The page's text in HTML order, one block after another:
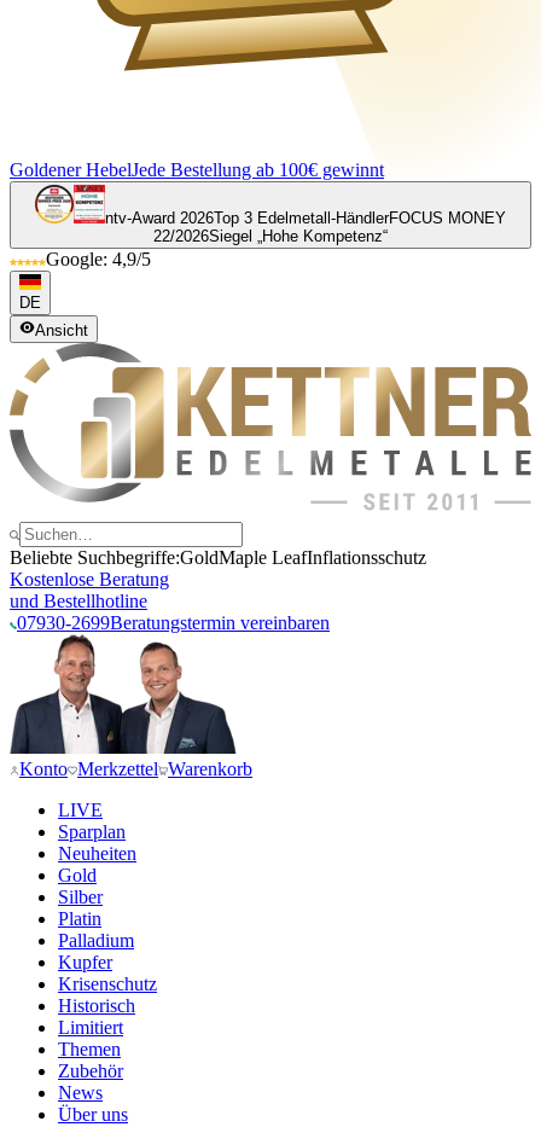
Goldener HebelJede Bestellung ab 100€ gewinnt
ntv-Award 2026Top 3 Edelmetall-HändlerFOCUS MONEY
22/2026Siegel „Hohe Kompetenz“
Google: 4,9/5
DE
Ansicht
Beliebte Suchbegriffe:GoldMaple LeafInflationsschutz
Kostenlose Beratung
und Bestellhotline
07930-2699Beratungstermin vereinbaren
Konto Merkzettel Warenkorb
LIVE
Sparplan
Neuheiten
Gold
Silber
Platin
Palladium
Kupfer
Krisenschutz
Historisch
Limitiert
Themen
Zubehör
News
Über uns